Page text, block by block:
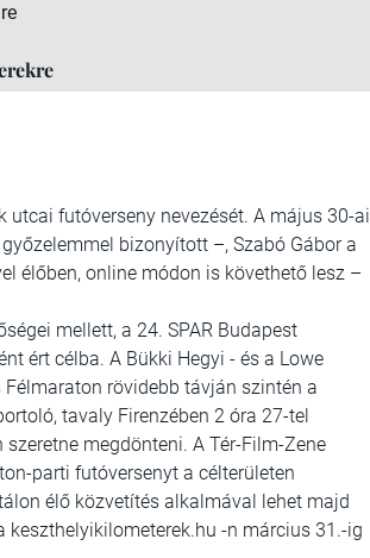
utcai futóverseny nevezését. A május 30-ai
bizonyított –, Szabó Gábor a
élőben, online módon is követhető lesz –
mellett, a 24. SPAR Budapest
ért célba. A Bükki Hegyi - és a Lowe
rövidebb távján szintén a
tavaly Firenzében 2 óra 27-tel
megdönteni. A Tér-Film-Zene
parti futóversenyt a célterületen
élő közvetítés alkalmával lehet majd
-n március 31.-ig